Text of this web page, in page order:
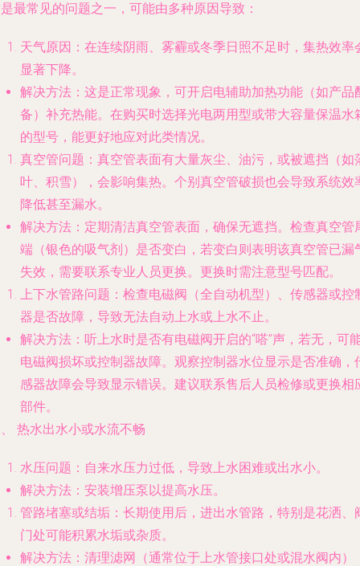
最常见的问题之一，可能由多种原因导致：
天气原因：在连续阴雨、雾霾或冬季日照不足时，集热效率
显著下降。
解决方法 ：这是正常现象，可开启电辅助加热功能（如产品
备）补充热能。在购买时选择光电两用型或带大容量保温水
的型号，能更好地应对此类情况。
真空管问题：真空管表面有大量灰尘、油污，或被遮挡（如
叶、积雪），会影响集热。个别真空管破损也会导致系统效
降低甚至漏水。
解决方法 ：定期清洁真空管表面，确保无遮挡。检查真空管
端（银色的吸气剂）是否变白，若变白则表明该真空管已漏
失效，需要联系专业人员更换。更换时需注意型号匹配。
上下水管路问题：检查电磁阀（全自动机型）、传感器或控
器是否故障，导致无法自动上水或上水不止。
解决方法 ：听上水时是否有电磁阀开启的“嗒”声，若无，可
电磁阀损坏或控制器故障。观察控制器水位显示是否准确，
感器故障会导致显示错误。建议联系售后人员检修或更换相
部件。
热水出水小或水流不畅
水压问题：自来水压力过低，导致上水困难或出水小。
解决方法 ：安装增压泵以提高水压。
管路堵塞或结垢：长期使用后，进出水管路，特别是花洒、
门处可能积累水垢或杂质。
解决方法 ：清理滤网（通常位于上水管接口处或混水阀内）